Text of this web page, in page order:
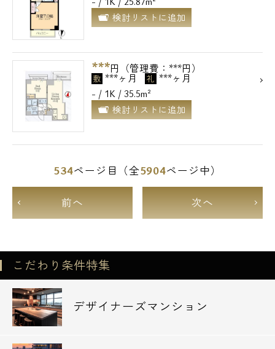
検討リストに追加
***円（管理費：***円）
敷 ***ヶ月 礼 ***ヶ月
- / 1K / 35.5m²
検討リストに追加
534ページ目（全5904ページ中）
前へ 次へ
こだわり条件特集
デザイナーズマンション